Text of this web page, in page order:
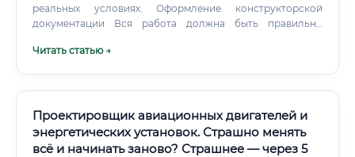
реальных условиях. Оформление конструкторской
документации Вся работа должна быть правильно
системы конструкторской документации). Документация
Читать статью →
Проектировщик авиационных двигателей и
энергетических установок. Страшно менять
всё и начинать заново? Страшнее — через 5